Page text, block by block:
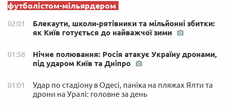
футболістом-мільярдером
02:01
Блекаути, школи-рятівники та мільйонні збитки:
як Київ готується до найважчої зими
01:58
Нічне полювання: Росія атакує Україну дронами,
під ударом Київ та Дніпро
01:01
Удар по стадіону в Одесі, паніка на пляжах Ялти та
дрони на Уралі: головне за день